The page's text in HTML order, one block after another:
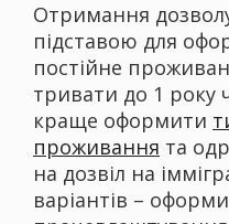
Отримання
підставою для
постійне
тривати до 1 року
краще оформити
проживання та
на дозвіл на
варіантів –